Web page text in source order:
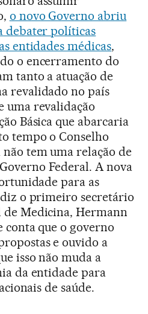
o novo Governo abriu
debater políticas
entidades médicas,
o encerramento do
tanto a atuação de
revalidado no país
uma revalidação
Básica que abarcaria
tempo o Conselho
tem uma relação de
Federal. A nova
para as
o primeiro secretário
de Medicina, Hermann
conta que o governo
e ouvido a
isso não muda a
da entidade para
de saúde.